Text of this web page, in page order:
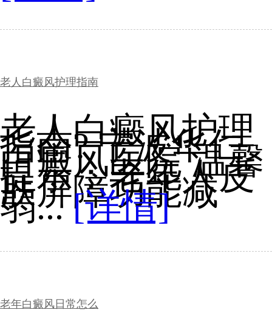
老人白癜风护理指南
老人白癜风护理
指南? 宁波华仁
白癜风医院 温馨
提示：老年人皮
肤屏障功能减
弱...[详情]
老年白癜风日常怎么